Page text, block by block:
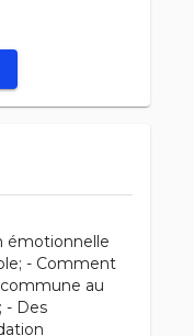
émotionnelle
- Comment
au
- Des